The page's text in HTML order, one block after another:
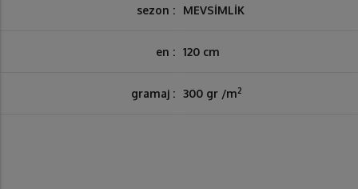
sezon : MEVSİMLİK
en : 120 cm
gramaj : 300 gr /m2